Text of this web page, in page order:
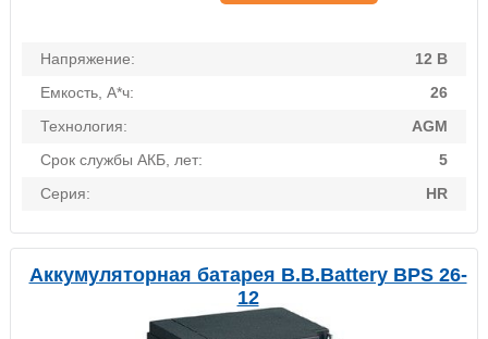
Напряжение:
12 В
Емкость, А*ч:
26
Технология:
AGM
Срок службы АКБ, лет:
5
Серия:
HR
Аккумуляторная батарея B.B.Battery BPS 26-
12